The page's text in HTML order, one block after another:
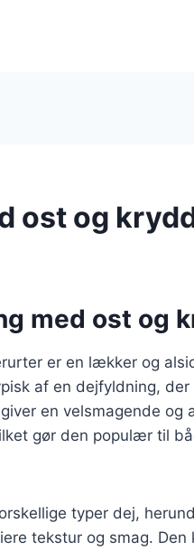
ost og
med ost og
er en lækker og
af en dejfyldning,
en velsmagende og
gør den populær til
typer dej,
tekstur og smag. Den